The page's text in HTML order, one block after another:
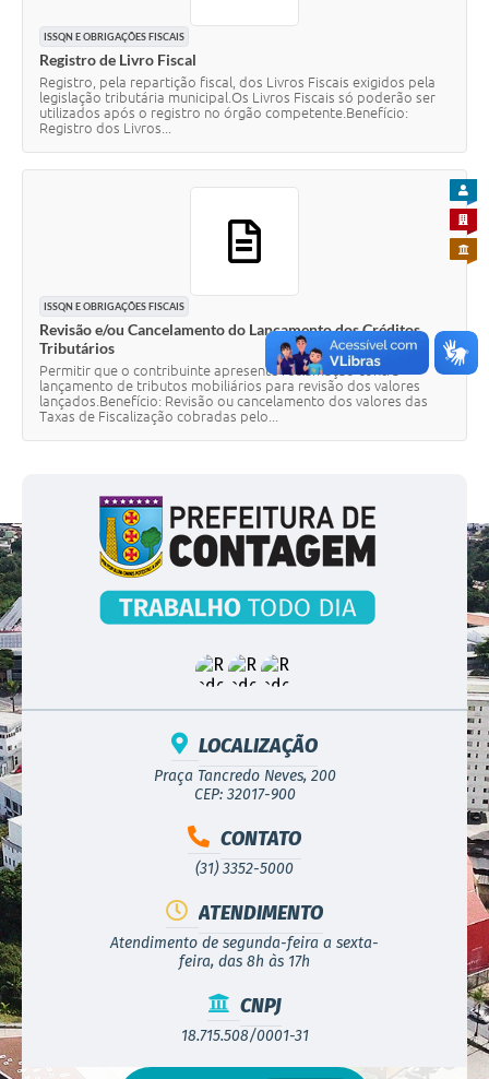
ISSQN E OBRIGAÇÕES FISCAIS
Registro de Livro Fiscal
Registro, pela repartição fiscal, dos Livros Fiscais exigidos pela
legislação tributária municipal.Os Livros Fiscais só poderão ser
utilizados após o registro no órgão competente.Benefício:
Registro dos Livros...
ISSQN E OBRIGAÇÕES FISCAIS
Revisão e/ou Cancelamento do Lançamento dos Créditos
Tributários
Permitir que o contribuinte apresente reclamação contra
lançamento de tributos mobiliários para revisão dos valores
lançados.Benefício: Revisão ou cancelamento dos valores das
Taxas de Fiscalização cobradas pelo...
PARA
PARA
LOCALIZAÇÃO
Praça Tancredo Neves, 200
CEP: 32017-900
CONTATO
(31) 3352-5000
ATENDIMENTO
Atendimento de segunda-feira a sexta-
feira, das 8h às 17h
CNPJ
18.715.508/0001-31